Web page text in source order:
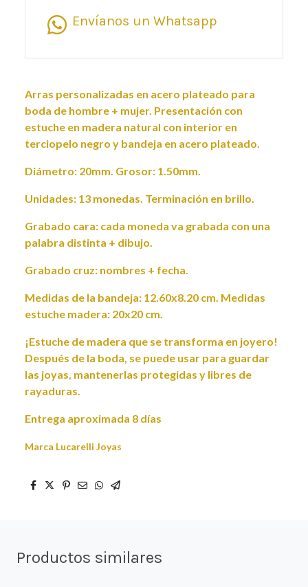
Envíanos un Whatsapp
Arras personalizadas en acero plateado para
boda de hombre + mujer. Presentación con
estuche en madera natural con interior en
terciopelo negro y bandeja en acero plateado.
Diámetro: 20mm. Grosor: 1.50mm.
Unidades: 13 monedas. Terminación en brillo.
Grabado cara: cada moneda va grabada con una
palabra distinta + dibujo.
Grabado cruz: nombres + fecha.
Medidas de la bandeja: 12.60x8.20 cm. Medidas
estuche madera: 20x20 cm.
¡Estuche de madera que se transforma en joyero!
Después de la boda, se puede usar para guardar
las joyas, mantenerlas protegidas y libres de
rayaduras.
Entrega aproximada 8 días
Marca Lucarelli Joyas
Productos similares